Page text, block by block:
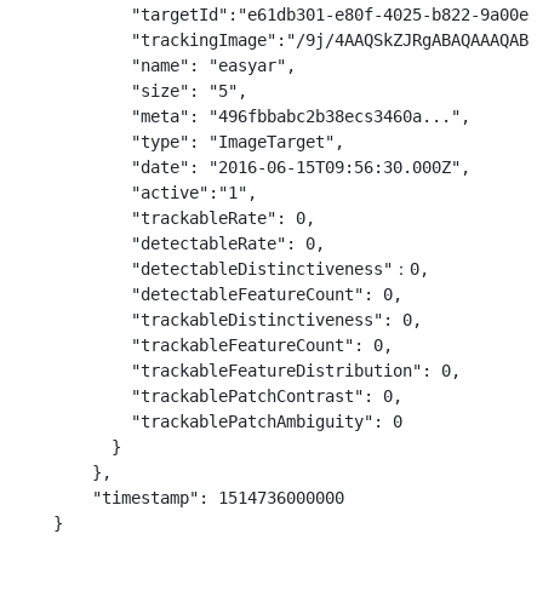
"targetId":"e61db301-e80f-4025-b822-
"trackingImage":"/9j/
            "name": "easyar",
            "size": "5",
            "meta": "496fbbabc2b38ecs3460a...",
            "type": "ImageTarget",
            "date": "2016-06-15T09:56:30.000Z",
            "active":"1",
            "trackableRate": 0,
            "detectableRate": 0,
            "detectableDistinctiveness"：0,
            "detectableFeatureCount": 0,
            "trackableDistinctiveness": 0,
            "trackableFeatureCount": 0,
            "trackableFeatureDistribution": 0,
            "trackablePatchContrast": 0,
            "trackablePatchAmbiguity": 0
          }
        },
        "timestamp": 1514736000000